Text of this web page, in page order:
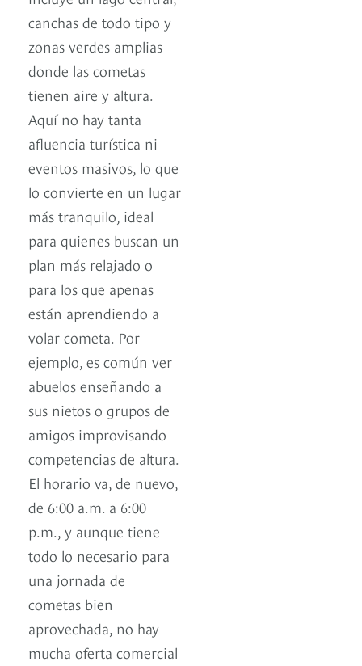
canchas de todo tipo y
zonas verdes amplias
donde las cometas
tienen aire y altura.
Aquí no hay tanta
afluencia turística ni
eventos masivos, lo que
lo convierte en un lugar
más tranquilo, ideal
para quienes buscan un
plan más relajado o
para los que apenas
están aprendiendo a
volar cometa. Por
ejemplo, es común ver
abuelos enseñando a
sus nietos o grupos de
amigos improvisando
competencias de altura.
El horario va, de nuevo,
de 6:00 a.m. a 6:00
p.m., y aunque tiene
todo lo necesario para
una jornada de
cometas bien
aprovechada, no hay
mucha oferta comercial